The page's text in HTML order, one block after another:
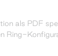
als PDF
Ring-